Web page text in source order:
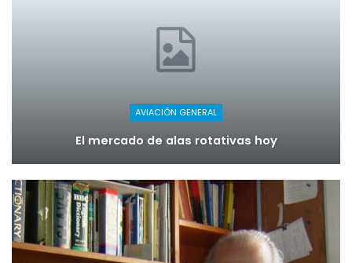
AVIACIÓN GENERAL
El mercado de alas rotativas hoy